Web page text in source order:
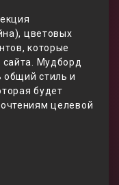
цветовых
которые
сайта. Мудборд
общий стиль и
будет
целевой